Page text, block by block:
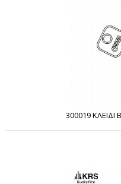
300019 ΚΛΕΙΔΙ